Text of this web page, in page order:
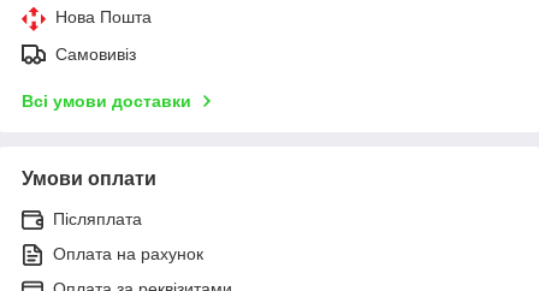
Нова Пошта
Самовивіз
Всі умови доставки
Умови оплати
Післяплата
Оплата на рахунок